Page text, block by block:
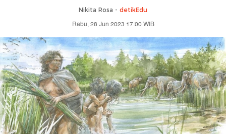
Nikita Rosa - detikEdu
Rabu, 28 Jun 2023 17:00 WIB